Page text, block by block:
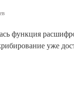
функция
уже